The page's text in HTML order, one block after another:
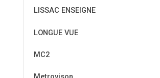
LISSAC ENSEIGNE
LONGUE VUE
MC2